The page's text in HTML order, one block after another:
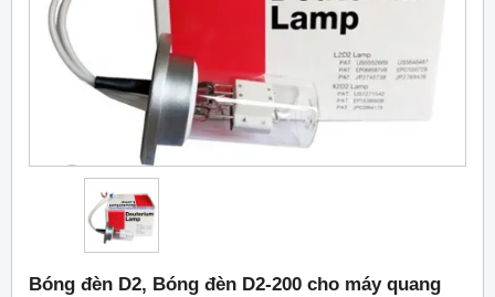
Bóng đèn D2, Bóng đèn D2-200 cho máy quang